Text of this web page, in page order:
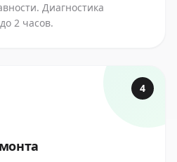
Диагностика
2 часов.
4